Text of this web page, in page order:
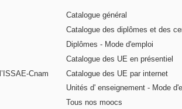
Cnam
Catalogue général
Catalogue des diplômes et des
Diplômes - Mode d'emploi
Catalogue des UE en présentiel
Catalogue des UE par internet
Unités d' enseignement - Mode
Tous nos moocs